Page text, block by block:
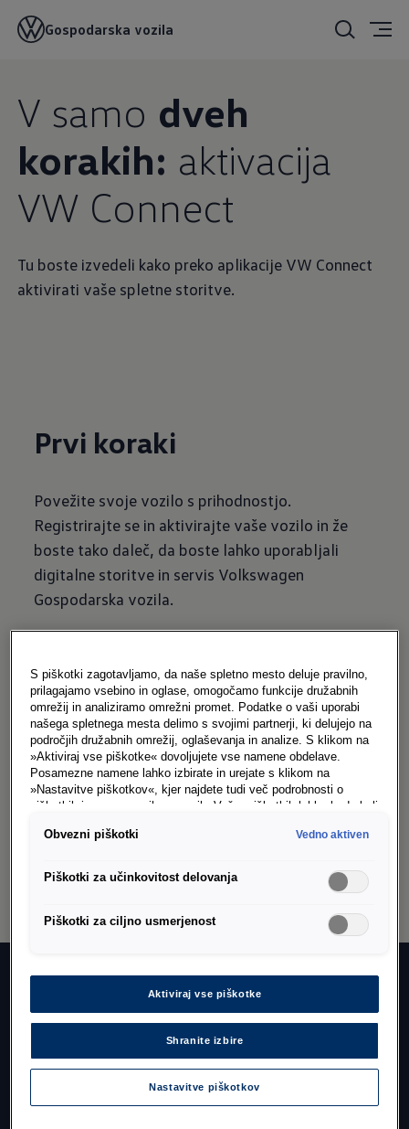
Gospodarska vozila
V samo dveh
korakih: aktivacija
VW Connect
Tu boste izvedeli kako preko aplikacije VW Connect
aktivirati vaše spletne storitve.
Prvi koraki
Povežite svoje vozilo s prihodnostjo.
Registrirajte se in aktivirajte vaše vozilo in že
boste tako daleč, da boste lahko uporabljali
digitalne storitve in servis Volkswagen
Gospodarska vozila.
Brezplačnaprijava
osnovne funkcije aplikacije.
S piškotki zagotavljamo, da naše spletno mesto deluje pravilno,
prilagajamo vsebino in oglase, omogočamo funkcije družabnih
omrežij in analiziramo omrežni promet. Podatke o vaši uporabi
našega spletnega mesta delimo s svojimi partnerji, ki delujejo na
področjih družabnih omrežij, oglaševanja in analize. S klikom na
»Aktiviraj vse piškotke« dovoljujete vse namene obdelave.
Posamezne namene lahko izbirate in urejate s klikom na
»Nastavitve piškotkov«, kjer najdete tudi več podrobnosti o
piškotkih in posameznih namenih. Več o piškotkih lahko kadarkoli
privolitve.
Obvezni piškotki Vedno aktiven
Piškotki za učinkovitost delovanja
Piškotki za ciljno usmerjenost
Aktiviraj vse piškotke
Shranite izbire
Nastavitve piškotkov